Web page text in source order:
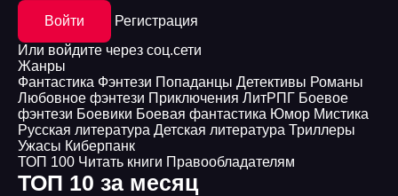
Войти
Регистрация
Или войдите через соц.сети
Жанры
Фантастика Фэнтези Попаданцы Детективы Романы
Любовное фэнтези Приключения ЛитРПГ Боевое
фэнтези Боевики Боевая фантастика Юмор Мистика
Русская литература Детская литература Триллеры
Ужасы Киберпанк
ТОП 100 Читать книги Правообладателям
ТОП 10 за месяц